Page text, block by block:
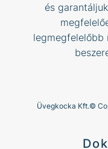
és
legmegfelelőbb
Üvegkocka Kft.©